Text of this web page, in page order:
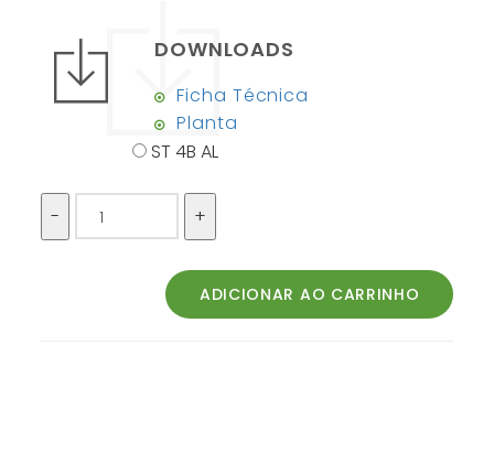
DOWNLOADS
Ficha Técnica
Planta
ST 4B AL